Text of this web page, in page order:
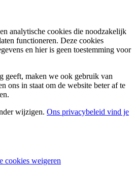
analytische cookies die noodzakelijk
functioneren. Deze cookies
en hier is geen toestemming voor
geeft, maken we ook gebruik van
ons in staat om de website beter af te
wijzigen. Ons privacybeleid vind je
cookies weigeren